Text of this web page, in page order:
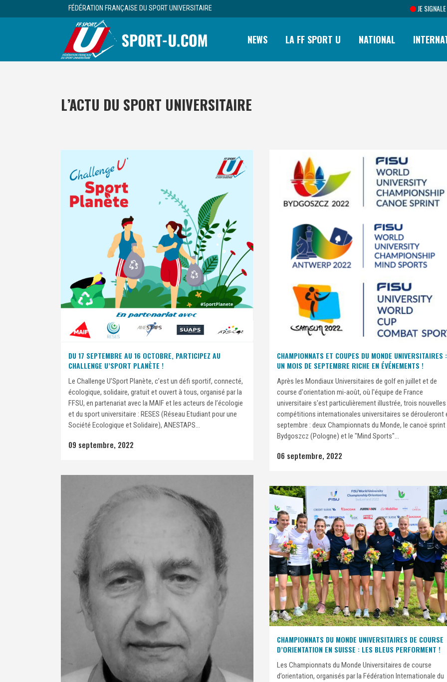
FÉDÉRATION FRANÇAISE DU SPORT UNIVERSITAIRE JE SIGNALE
NEWS LA FF SPORT U NATIONAL
L’ACTU DU SPORT UNIVERSITAIRE
DU 17 SEPTEMBRE AU 16 OCTOBRE, PARTICIPEZ AU
CHALLENGE U’SPORT PLANÈTE !
Le Challenge U’Sport Planète, c’est un défi sportif, connecté,
écologique, solidaire, gratuit et ouvert à tous, organisé par la
FFSU, en partenariat avec la MAIF et les acteurs de l’écologie
et du sport universitaire : RESES (Réseau Etudiant pour une
Société Ecologique et Solidaire), ANESTAPS...
09 septembre, 2022
CHAMPIONNATS ET COUPES DU MONDE UNIVERSITAIRES :
UN MOIS DE SEPTEMBRE RICHE EN ÉVÉNEMENTS !
Après les Mondiaux Universitaires de golf en juillet et de
course d'orientation mi-août, où l'équipe de France
universitaire s'est particulièrement illustrée, trois nouvelles
compétitions internationales universitaires se dérouleront
septembre : deux Championnats du Monde, le canoë sprint
Bydgoszcz (Pologne) et le "Mind Sports"...
06 septembre, 2022
CHAMPIONNATS DU MONDE UNIVERSITAIRES DE COURSE
D’ORIENTATION EN SUISSE : LES BLEUS PERFORMENT !
Les Championnats du Monde Universitaires de course
d’orientation, organisés par la Fédération Internationale du